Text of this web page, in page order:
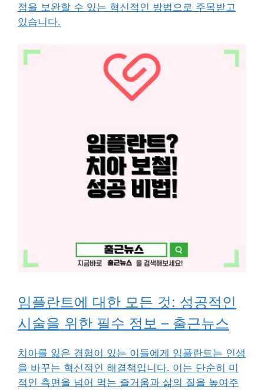
점을 보완할 수 있는 혁신적인 방법으로 주목받고
있습니다.
임플란트에 대한 모든 것: 성공적인
시술을 위한 필수 정보 – 출근뉴스
치아를 잃은 경험이 있는 이들에게 임플란트는 인생
을 바꾸는 혁신적인 해결책입니다. 이는 단순히 미
적인 측면을 넘어 먹는 즐거움과 삶의 질을 높여주